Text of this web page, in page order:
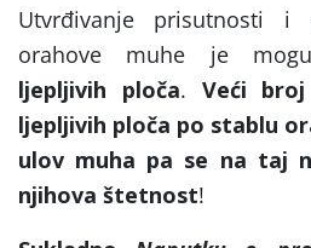
Utvrđivanje prisutnosti i
orahove muhe je
ljepljivih ploča. Veći
ljepljivih ploča po stablu
ulov muha pa se na taj
njihova štetnost!